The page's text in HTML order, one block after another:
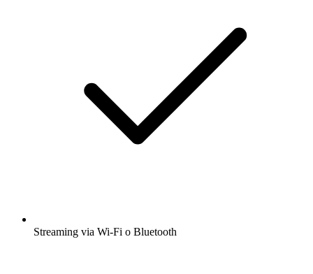
Streaming via Wi-Fi o Bluetooth